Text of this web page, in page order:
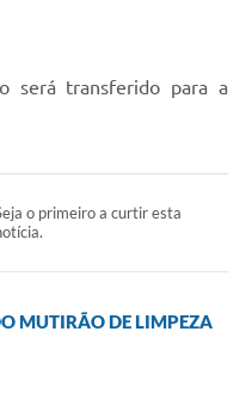
será transferido para a
o primeiro a curtir esta
MUTIRÃO DE LIMPEZA